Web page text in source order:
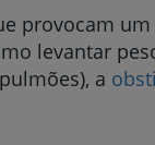
provocam
levantar
a